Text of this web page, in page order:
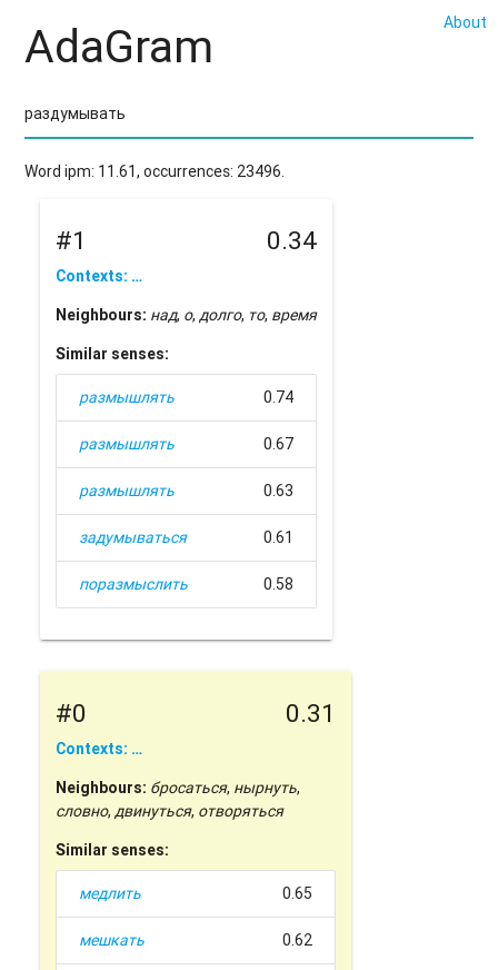
About
AdaGram
Word ipm: 11.61, occurrences: 23496.
#1 0.34
Contexts: …
Neighbours: над, о,долго, то, время
Similar senses:
размышлять 0.74
размышлять 0.67
размышлять 0.63
задумываться 0.61
поразмыслить 0.58
#0 0.31
Contexts: …
Neighbours: бросаться, нырнуть,
словно,двинуться, отворяться
Similar senses:
медлить 0.65
мешкать 0.62